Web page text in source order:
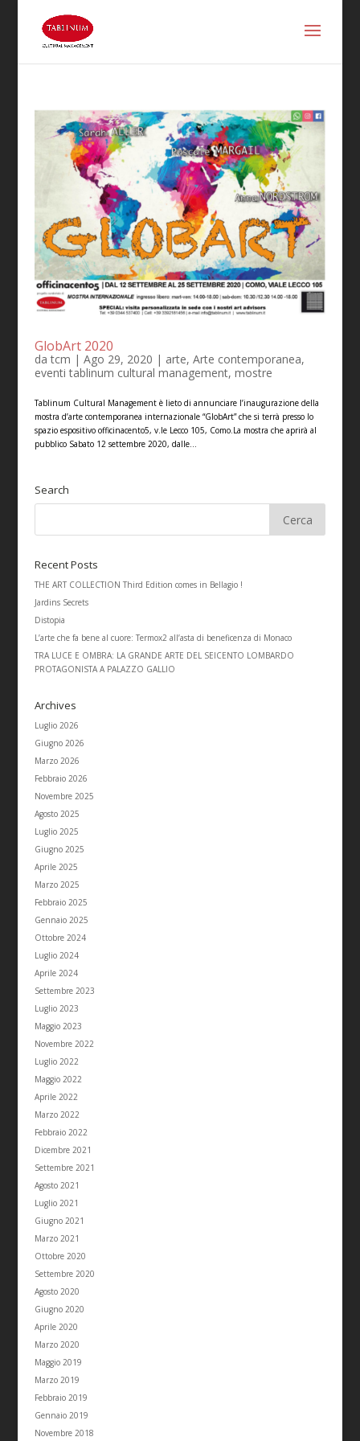
GlobArt 2020
datcm | Ago 29, 2020 | arte, Arte contemporanea,
eventi tablinum cultural management, mostre
Tablinum Cultural Management è lieto di annunciare l’inaugurazione della
mostra d’arte contemporanea internazionale “GlobArt” che si terrà presso lo
spazio espositivo officinacento5, v.le Lecco 105, Como.La mostra che aprirà al
pubblico Sabato 12 settembre 2020, dalle...
Search
Recent Posts
THE ART COLLECTION Third Edition comes in Bellagio !
Jardins Secrets
Distopia
L’arte che fa bene al cuore: Termox2 all’asta di beneficenza di Monaco
TRA LUCE E OMBRA: LA GRANDE ARTE DEL SEICENTO LOMBARDO
PROTAGONISTA A PALAZZO GALLIO
Archives
Luglio 2026
Giugno 2026
Marzo 2026
Febbraio 2026
Novembre 2025
Agosto 2025
Luglio 2025
Giugno 2025
Aprile 2025
Marzo 2025
Febbraio 2025
Gennaio 2025
Ottobre 2024
Luglio 2024
Aprile 2024
Settembre 2023
Luglio 2023
Maggio 2023
Novembre 2022
Luglio 2022
Maggio 2022
Aprile 2022
Marzo 2022
Febbraio 2022
Dicembre 2021
Settembre 2021
Agosto 2021
Luglio 2021
Giugno 2021
Marzo 2021
Ottobre 2020
Settembre 2020
Agosto 2020
Giugno 2020
Aprile 2020
Marzo 2020
Maggio 2019
Marzo 2019
Febbraio 2019
Gennaio 2019
Novembre 2018